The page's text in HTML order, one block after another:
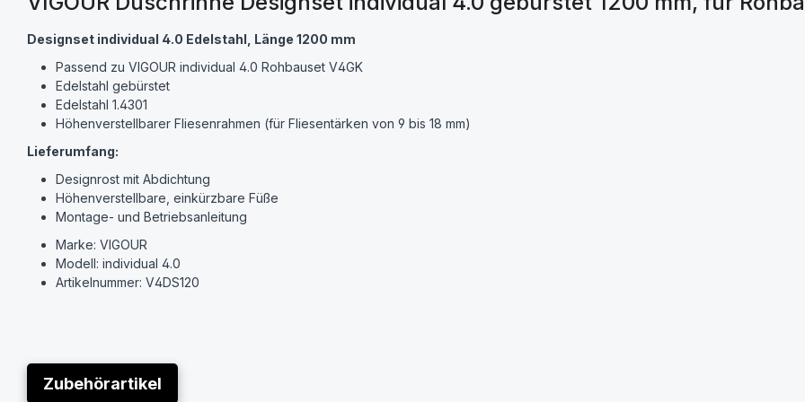
Designset individual 4.0 Edelstahl, Länge 1200 mm
Passend zu VIGOUR individual 4.0 Rohbauset V4GK
Edelstahl gebürstet
Edelstahl 1.4301
Höhenverstellbarer Fliesenrahmen (für Fliesentärken von 9 bis 18 mm)
Lieferumfang:
Designrost mit Abdichtung
Höhenverstellbare, einkürzbare Füße
Montage- und Betriebsanleitung
Marke: VIGOUR
Modell: individual 4.0
Artikelnummer: V4DS120
Zubehörartikel